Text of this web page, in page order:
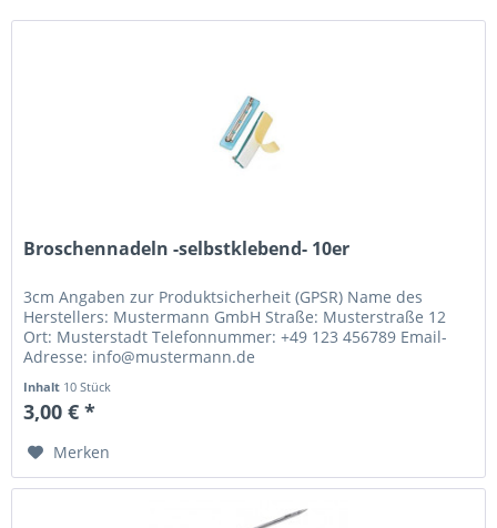
Broschennadeln -selbstklebend- 10er
3cm Angaben zur Produktsicherheit (GPSR) Name des
Herstellers: Mustermann GmbH Straße: Musterstraße 12
Ort: Musterstadt Telefonnummer: +49 123 456789 Email-
Adresse: info@mustermann.de
Inhalt 10 Stück
3,00 € *
Merken